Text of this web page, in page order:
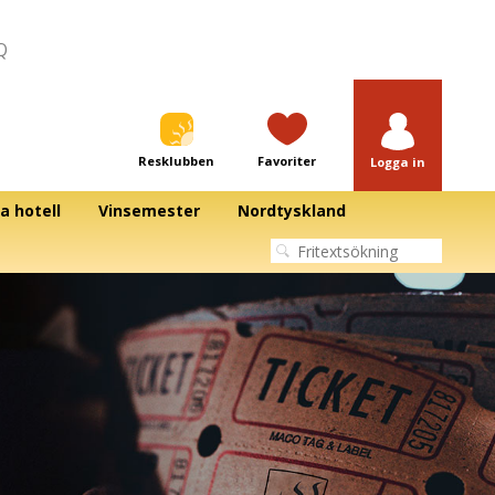
Resklubben Favoriter Logga in
hotell Vinsemester Nordtyskland